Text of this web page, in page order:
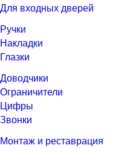
Для входных дверей
Ручки
Накладки
Глазки
Доводчики
Ограничители
Цифры
Звонки
Монтаж и реставрация